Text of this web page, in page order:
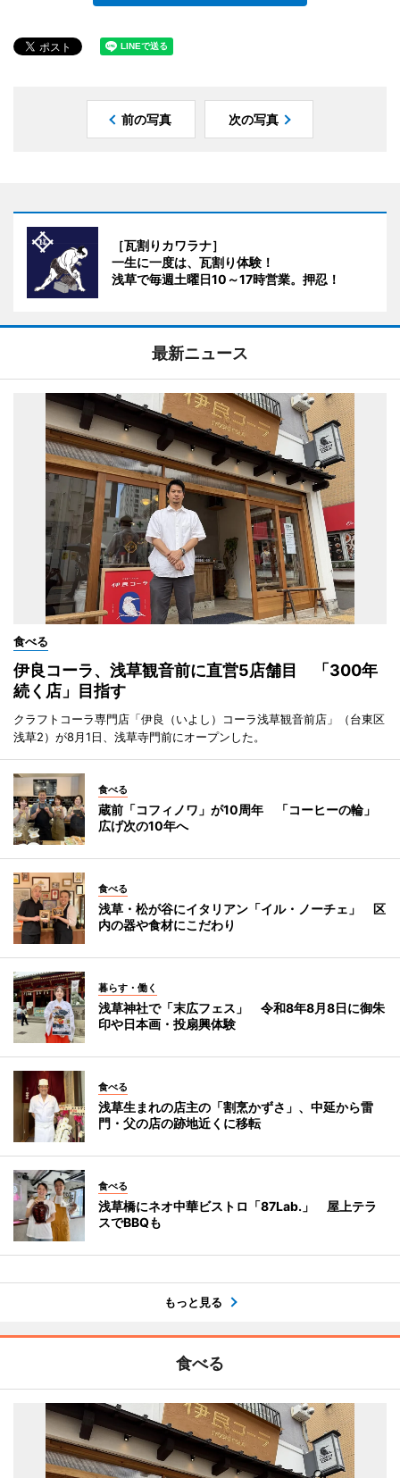
前の写真 次の写真
［瓦割りカワラナ］
一生に一度は、瓦割り体験！
浅草で毎週土曜日10～17時営業。押忍！
最新ニュース
食べる
伊良コーラ、浅草観音前に直営5店舗目 「300年
続く店」目指す
クラフトコーラ専門店「伊良（いよし）コーラ浅草観音前店」（台東区
浅草2）が8月1日、浅草寺門前にオープンした。
食べる
蔵前「コフィノワ」が10周年 「コーヒーの輪」
広げ次の10年へ
食べる
浅草・松が谷にイタリアン「イル・ノーチェ」 区
内の器や食材にこだわり
暮らす・働く
浅草神社で「末広フェス」 令和8年8月8日に御朱
印や日本画・投扇興体験
食べる
浅草生まれの店主の「割烹かずさ」、中延から雷
門・父の店の跡地近くに移転
食べる
浅草橋にネオ中華ビストロ「87Lab.」 屋上テラ
スでBBQも
もっと見る
食べる